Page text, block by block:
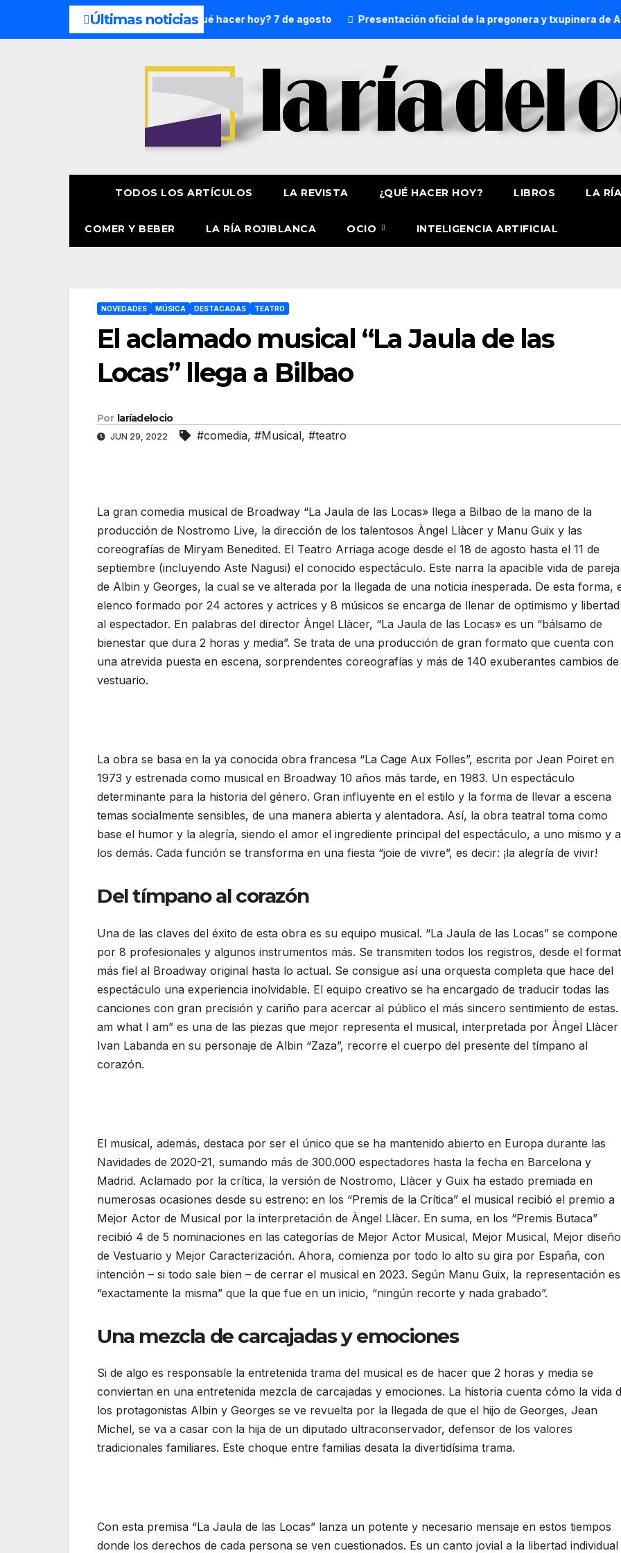
Últimas noticias
8 y 9 de agosto ¿Qué hacer hoy? 7 de agosto Presentación oficial de la pregonera y txupinera de Aste
TODOS LOS ARTÍCULOS LA REVISTA ¿QUÉ HACER HOY? LIBROS LA
COMER Y BEBER LA RÍA ROJIBLANCA OCIO INTELIGENCIA ARTIFICIAL
NOVEDADES MÚSICA DESTACADAS TEATRO
El aclamado musical “La Jaula de las
Locas” llega a Bilbao
Por laríadelocio
JUN 29, 2022 #comedia, #Musical, #teatro
La gran comedia musical de Broadway “La Jaula de las Locas» llega a Bilbao de la mano de la
producción de Nostromo Live, la dirección de los talentosos Àngel Llàcer y Manu Guix y las
coreografías de Miryam Benedited. El Teatro Arriaga acoge desde el 18 de agosto hasta el 11 de
septiembre (incluyendo Aste Nagusi) el conocido espectáculo. Este narra la apacible vida de pareja
de Albin y Georges, la cual se ve alterada por la llegada de una noticia inesperada. De esta forma,
elenco formado por 24 actores y actrices y 8 músicos se encarga de llenar de optimismo y libertad
al espectador. En palabras del director Àngel Llàcer, “La Jaula de las Locas» es un “bálsamo de
bienestar que dura 2 horas y media”. Se trata de una producción de gran formato que cuenta con
una atrevida puesta en escena, sorprendentes coreografías y más de 140 exuberantes cambios de
vestuario.
La obra se basa en la ya conocida obra francesa “La Cage Aux Folles”, escrita por Jean Poiret en
1973 y estrenada como musical en Broadway 10 años más tarde, en 1983. Un espectáculo
determinante para la historia del género. Gran influyente en el estilo y la forma de llevar a escena
temas socialmente sensibles, de una manera abierta y alentadora. Así, la obra teatral toma como
base el humor y la alegría, siendo el amor el ingrediente principal del espectáculo, a uno mismo y a
los demás. Cada función se transforma en una fiesta “joie de vivre”, es decir: ¡la alegría de vivir!
Del tímpano al corazón
Una de las claves del éxito de esta obra es su equipo musical. “La Jaula de las Locas” se compone
por 8 profesionales y algunos instrumentos más. Se transmiten todos los registros, desde el
más fiel al Broadway original hasta lo actual. Se consigue así una orquesta completa que hace del
espectáculo una experiencia inolvidable. El equipo creativo se ha encargado de traducir todas las
canciones con gran precisión y cariño para acercar al público el más sincero sentimiento de estas.
am what I am” es una de las piezas que mejor representa el musical, interpretada por Àngel Llàcer
Ivan Labanda en su personaje de Albin “Zaza”, recorre el cuerpo del presente del tímpano al
corazón.
El musical, además, destaca por ser el único que se ha mantenido abierto en Europa durante las
Navidades de 2020-21, sumando más de 300.000 espectadores hasta la fecha en Barcelona y
Madrid. Aclamado por la crítica, la versión de Nostromo, Llàcer y Guix ha estado premiada en
numerosas ocasiones desde su estreno: en los “Premis de la Crítica” el musical recibió el premio a
Mejor Actor de Musical por la interpretación de Àngel Llàcer. En suma, en los “Premis Butaca”
recibió 4 de 5 nominaciones en las categorías de Mejor Actor Musical, Mejor Musical, Mejor diseño
de Vestuario y Mejor Caracterización. Ahora, comienza por todo lo alto su gira por España, con
intención – si todo sale bien – de cerrar el musical en 2023. Según Manu Guix, la representación es
“exactamente la misma” que la que fue en un inicio, “ningún recorte y nada grabado”.
Una mezcla de carcajadas y emociones
Si de algo es responsable la entretenida trama del musical es de hacer que 2 horas y media se
conviertan en una entretenida mezcla de carcajadas y emociones. La historia cuenta cómo la vida
los protagonistas Albin y Georges se ve revuelta por la llegada de que el hijo de Georges, Jean
Michel, se va a casar con la hija de un diputado ultraconservador, defensor de los valores
tradicionales familiares. Este choque entre familias desata la divertidísima trama.
Con esta premisa “La Jaula de las Locas” lanza un potente y necesario mensaje en estos tiempos
donde los derechos de cada persona se ven cuestionados. Es un canto jovial a la libertad